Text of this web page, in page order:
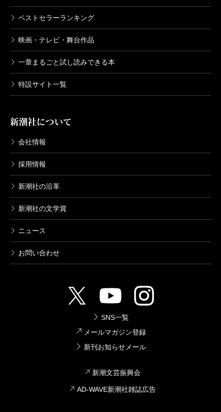
ベストセラーランキング
映画・テレビ・舞台作品
一章まるごと試し読みできる本
特設サイト一覧
新潮社について
会社情報
採用情報
新潮社の沿革
新潮社の文学賞
ニュース
お問い合わせ
SNS一覧
メールマガジン登録
新刊お知らせメール
新潮文芸振興会
AD-WAVE新潮社雑誌広告